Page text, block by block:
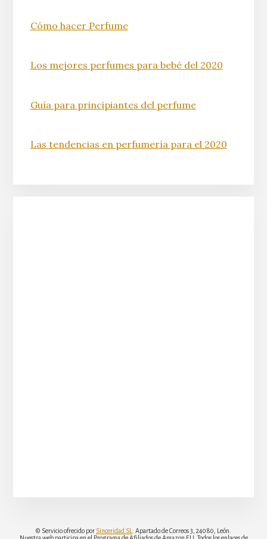
Cómo hacer Perfume
Los mejores perfumes para bebé del 2020
Guía para principiantes del perfume
Las tendencias en perfumería para el 2020
© Servicio ofrecido por Sinceridad SL
. Apartado de Correos 3, 24080, León.